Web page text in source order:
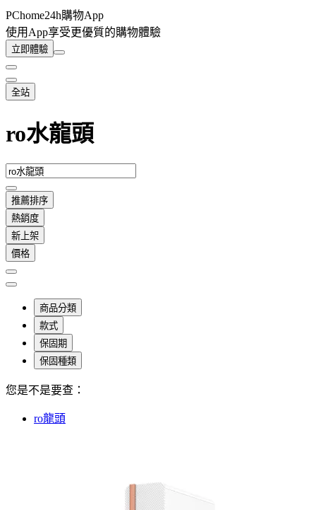
PChome24h購物App
使用App享受更優質的購物體驗
立即體驗
全站
ro水龍頭
推薦排序
熱銷度
新上架
價格
商品分類
款式
保固期
保固種類
您是不是要查：
ro龍頭